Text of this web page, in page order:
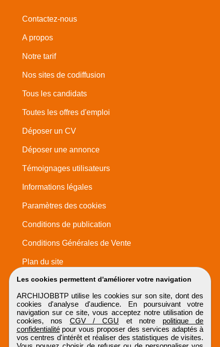
Les cookies permettent d'améliorer votre navigation
ARCHIJOBBTP utilise les cookies sur son site, dont des
cookies d'analyse d'audience. En poursuivant votre
navigation sur ce site, vous acceptez notre utilisation de
cookies, nos CGV / CGU et notre politique de
confidentialitépour vous proposer des services adaptés à
vos centres d'intérêt et réaliser des statistiques de visites.
Contactez-nous
A propos
Notre tarif
Nos sites de codiffusion
Tous les candidats
Toutes les offres d'emploi
Déposer un CV
Déposer une annonce
Témoignages utilisateurs
Informations légales
Paramètres des cookies
Conditions de publication
Conditions Générales de Vente
Plan du site